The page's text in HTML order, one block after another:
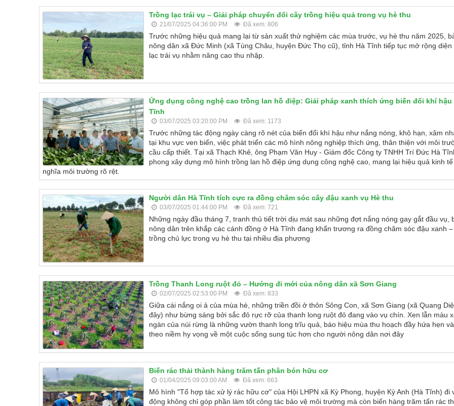
Trồng lạc trái vụ – Giải pháp chuyển đổi cây trồng hiệu quả trong vụ hè thu
21/07/2025 04:36:00 PM Đã xem: 806
Trước những hiệu quả mang lại từ sản xuất thử nghiệm các mùa trước, vụ hè thu năm 2025,
nông dân xã Đức Minh (xã Tùng Châu, huyện Đức Thọ cũ), tỉnh Hà Tĩnh tiếp tục mở rộng diện
lạc trái vụ nhằm nâng cao thu nhập.
Ứng dụng công nghệ cao trồng lan hồ điệp: Giải pháp xanh thích ứng biến đổi khí hậu
Tĩnh
03/07/2025 03:20:00 PM Đã xem: 1173
Trước những tác động ngày càng rõ nét của biến đổi khí hậu như nắng nóng, khô hạn, xâm
tại khu vực ven biển, việc phát triển các mô hình nông nghiệp thích ứng, thân thiện với môi
cầu cấp thiết. Tại xã Thạch Khê, ông Phạm Văn Huy - Giám đốc Công ty TNHH Trí Đức Hà
phong xây dựng mô hình trồng lan hồ điệp ứng dụng công nghệ cao, mang lại hiệu quả kinh
nghĩa môi trường rõ rệt.
Người dân Hà Tĩnh tích cực ra đồng chăm sóc cây đậu xanh vụ Hè thu
03/07/2025 01:44:00 PM Đã xem: 721
Những ngày đầu tháng 7, tranh thủ tiết trời dịu mát sau những đợt nắng nóng gay gắt đầu vụ,
nông dân trên khắp các cánh đồng ở Hà Tĩnh đang khẩn trương ra đồng chăm sóc đậu xanh
trồng chủ lực trong vụ hè thu tại nhiều địa phương
Trồng Thanh Long ruột đỏ – Hướng đi mới của nông dân xã Sơn Giang
02/07/2025 02:53:00 PM Đã xem: 833
Giữa cái nắng oi ả của mùa hè, những triền đồi ở thôn Sông Con, xã Sơn Giang (xã Quang
đây) như bừng sáng bởi sắc đỏ rực rỡ của thanh long ruột đỏ đang vào vụ chín. Xen lẫn màu
ngàn của núi rừng là những vườn thanh long trĩu quả, báo hiệu mùa thu hoạch đầy hứa hẹn
theo niềm hy vọng về một cuộc sống sung túc hơn cho người nông dân nơi đây
Biến rác thải thành hàng trăm tấn phân bón hữu cơ
01/04/2025 09:03:00 AM Đã xem: 663
Mô hình "Tổ hợp tác xử lý rác hữu cơ" của Hội LHPN xã Kỳ Phong, huyện Kỳ Anh (Hà Tĩnh) đi
động không chỉ góp phần làm tốt công tác bảo vệ môi trường mà còn biến hàng trăm tấn rác